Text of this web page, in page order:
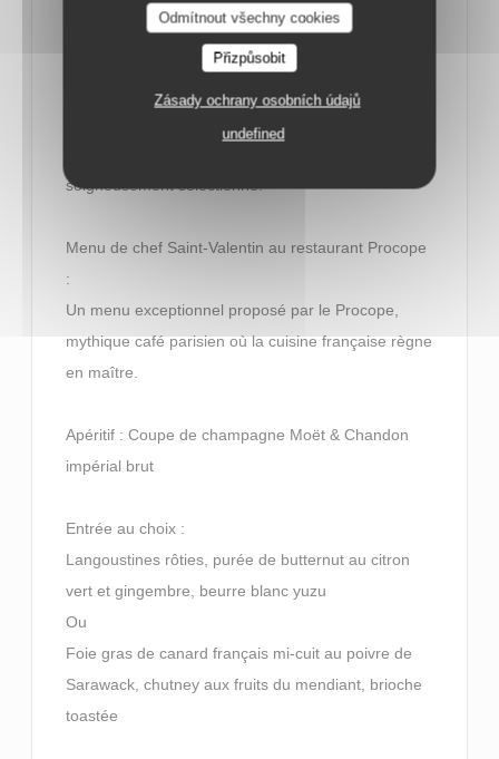
Odmítnout všechny cookies
Přizpůsobit
Zásady ochrany osobních údajů
undefined
amoureux est l’occasion rêvée de voir les choses en
grand. Pour émerveiller les palais, les chefs misent
donc sur des produits d’exception et proposent des
soigneusement sélectionné.
Menu de chef Saint-Valentin au restaurant Procope
:
Un menu exceptionnel proposé par le Procope,
mythique café parisien où la cuisine française règne
en maître.
Apéritif : Coupe de champagne Moët & Chandon
impérial brut
Entrée au choix :
Langoustines rôties, purée de butternut au citron
vert et gingembre, beurre blanc yuzu
Ou
Foie gras de canard français mi-cuit au poivre de
Sarawack, chutney aux fruits du mendiant, brioche
toastée